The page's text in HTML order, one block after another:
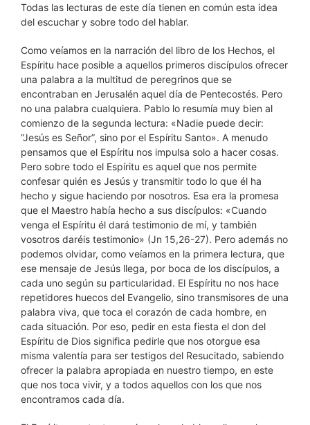
Todas las lecturas de este día tienen en común esta idea
del escuchar y sobre todo del hablar.
Como veíamos en la narración del libro de los Hechos, el
Espíritu hace posible a aquellos primeros discípulos ofrecer
una palabra a la multitud de peregrinos que se
encontraban en Jerusalén aquel día de Pentecostés. Pero
no una palabra cualquiera. Pablo lo resumía muy bien al
comienzo de la segunda lectura: «Nadie puede decir:
“Jesús es Señor”, sino por el Espíritu Santo». A menudo
pensamos que el Espíritu nos impulsa solo a hacer cosas.
Pero sobre todo el Espíritu es aquel que nos permite
confesar quién es Jesús y transmitir todo lo que él ha
hecho y sigue haciendo por nosotros. Esa era la promesa
que el Maestro había hecho a sus discípulos: «Cuando
venga el Espíritu él dará testimonio de mí, y también
vosotros daréis testimonio» (Jn 15,26-27). Pero además no
podemos olvidar, como veíamos en la primera lectura, que
ese mensaje de Jesús llega, por boca de los discípulos, a
cada uno según su particularidad. El Espíritu no nos hace
repetidores huecos del Evangelio, sino transmisores de una
palabra viva, que toca el corazón de cada hombre, en
cada situación. Por eso, pedir en esta fiesta el don del
Espíritu de Dios significa pedirle que nos otorgue esa
misma valentía para ser testigos del Resucitado, sabiendo
ofrecer la palabra apropiada en nuestro tiempo, en este
que nos toca vivir, y a todos aquellos con los que nos
encontramos cada día.